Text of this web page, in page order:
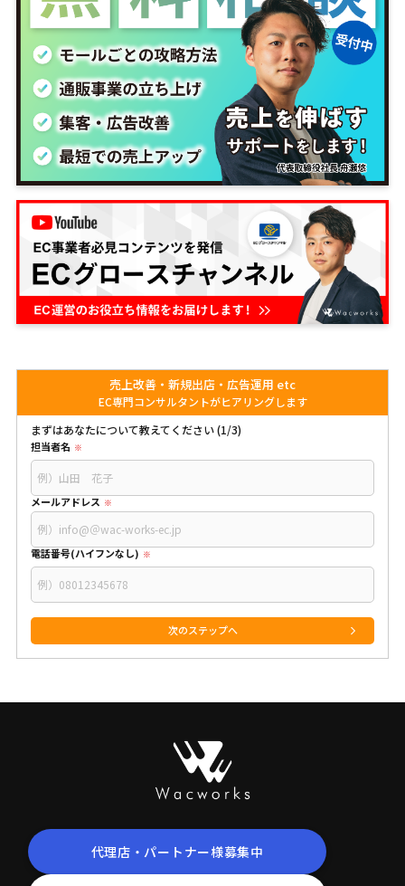
売上改善・新規出店・広告運用 etc
EC専門コンサルタントがヒアリングします
まずはあなたについて教えてください (1/3)
担当者名
メールアドレス
電話番号(ハイフンなし)
代理店・パートナー様募集中